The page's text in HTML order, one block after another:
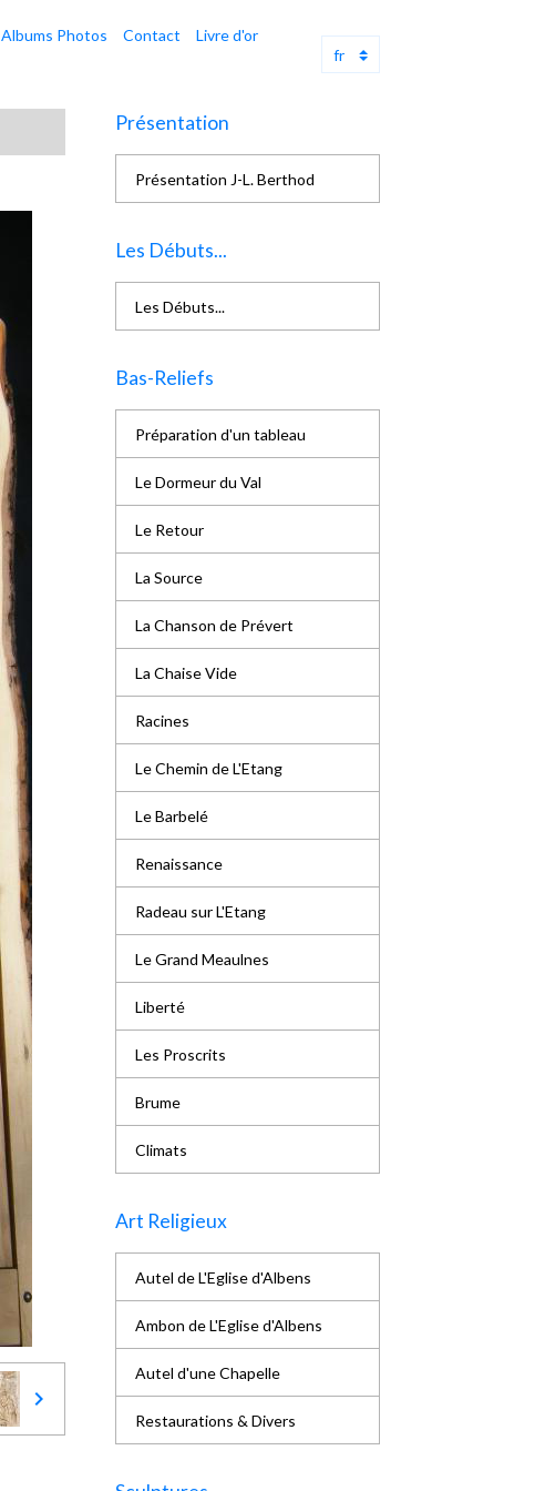
Albums Photos Contact Livre d'or
Présentation
Présentation J-L. Berthod
Les Débuts...
Les Débuts...
Bas-Reliefs
Préparation d'un tableau
Le Dormeur du Val
Le Retour
La Source
La Chanson de Prévert
La Chaise Vide
Racines
Le Chemin de L'Etang
Le Barbelé
Renaissance
Radeau sur L'Etang
Le Grand Meaulnes
Liberté
Les Proscrits
Brume
Climats
Art Religieux
Autel de L'Eglise d'Albens
Ambon de L'Eglise d'Albens
Autel d'une Chapelle
Restaurations & Divers